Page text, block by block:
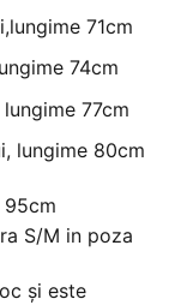
71cm
74cm
77cm
lungime 80cm
95cm
S/M in poza
și este